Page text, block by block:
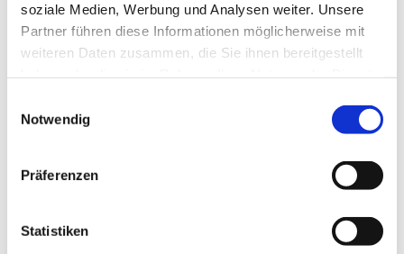
soziale Medien, Werbung und Analysen weiter. Unsere
Partner führen diese Informationen möglicherweise mit
weiteren Daten zusammen, die Sie ihnen bereitgestellt
Notwendig
Präferenzen
Statistiken